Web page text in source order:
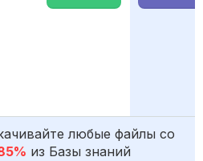
любые файлы со
из Базы знаний